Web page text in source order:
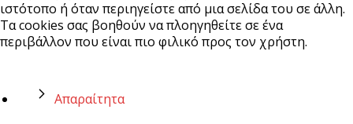
ιστότοπο ή όταν περιηγείστε από μια σελίδα του σε άλλη.
Τα cookies σας βοηθούν να πλοηγηθείτε σε ένα
περιβάλλον που είναι πιο φιλικό προς τον χρήστη.
Απαραίτητα